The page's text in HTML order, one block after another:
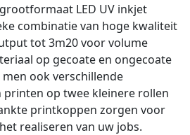
LED UV inkjet
combinatie van hoge kwaliteit
tot 3m20 voor volume
op gecoate en ongecoate
ook verschillende
op twee kleinere rollen
printkoppen zorgen voor
realiseren van uw jobs.